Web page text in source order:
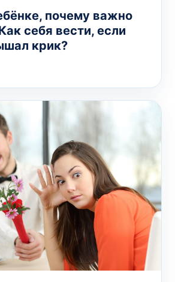
почему важно
себя вести, если
крик?